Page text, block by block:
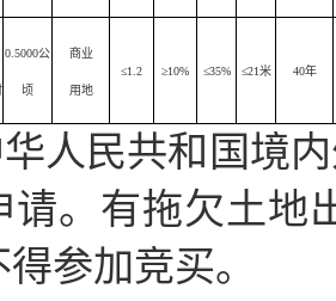
0.5000公
顷
商业
用地
≤1.2 ≥10% ≤35% ≤21米 40年
人民共和国境
请。有拖欠土地
参加竞买。